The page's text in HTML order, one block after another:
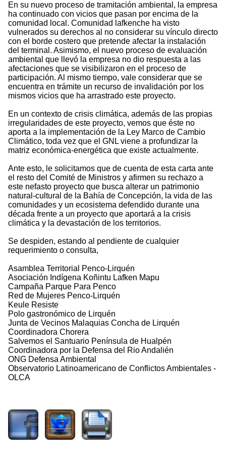
En su nuevo proceso de tramitación ambiental, la empresa
ha continuado con vicios que pasan por encima de la
comunidad local. Comunidad lafkenche ha visto
vulnerados su derechos al no considerar su vínculo directo
con el borde costero que pretende afectar la instalación
del terminal. Asimismo, el nuevo proceso de evaluación
ambiental que llevó la empresa no dio respuesta a las
afectaciones que se visibilizaron en el proceso de
participación. Al mismo tiempo, vale considerar que se
encuentra en trámite un recurso de invalidación por los
mismos vicios que ha arrastrado este proyecto.
En un contexto de crisis climática, además de las propias
irregularidades de este proyecto, vemos que éste no
aporta a la implementación de la Ley Marco de Cambio
Climático, toda vez que el GNL viene a profundizar la
matriz económica-energética que existe actualmente.
Ante esto, le solicitamos que de cuenta de esta carta ante
el resto del Comité de Ministros y afirmen su rechazo a
este nefasto proyecto que busca alterar un patrimonio
natural-cultural de la Bahía de Concepción, la vida de las
comunidades y un ecosistema defendido durante una
década frente a un proyecto que aportará a la crisis
climática y la devastación de los territorios.
Se despiden, estando al pendiente de cualquier
requerimiento o consulta,
Asamblea Territorial Penco-Lirquén
Asociación Indígena Koñintu Lafken Mapu
Campaña Parque Para Penco
Red de Mujeres Penco-Lirquén
Keule Resiste
Polo gastronómico de Lirquén
Junta de Vecinos Malaquias Concha de Lirquén
Coordinadora Chorera
Salvemos el Santuario Península de Hualpén
Coordinadora por la Defensa del Rio Andalién
ONG Defensa Ambiental
Observatorio Latinoamericano de Conflictos Ambientales -
OLCA